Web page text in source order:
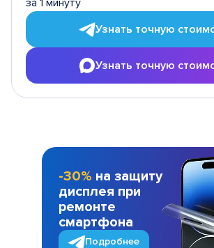
за 1 минуту
Узнать точную
Узнать точную
-30% на защиту
дисплея при
ремонте
смартфона
Подробнее